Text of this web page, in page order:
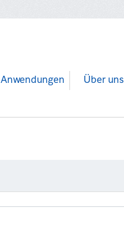
Anwendungen Über uns